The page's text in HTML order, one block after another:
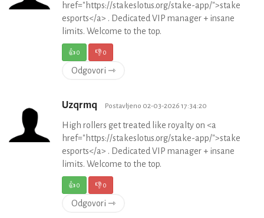
href="https://stakeslotus.org/stake-app/">stake
esports</a> . Dedicated VIP manager + insane
limits. Welcome to the top.
👍0 👎0
Odgovori ⇾
Uzqrmq Postavljeno 02-03-2026 17:34:20
High rollers get treated like royalty on <a
href="https://stakeslotus.org/stake-app/">stake
esports</a> . Dedicated VIP manager + insane
limits. Welcome to the top.
👍0 👎0
Odgovori ⇾